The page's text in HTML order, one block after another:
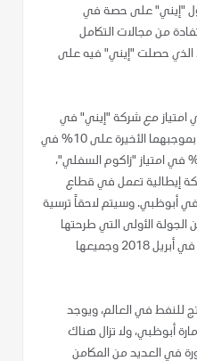
"إيني" على حصة في
من مجالات التكامل
الذي حصلت "إيني" فيه على
امتياز مع شركة "إيني" في
وقت سابق من عام 2018، حصلت بموجبهما الأخيرة على 10% في
"أم الشيف ونصر" البحري و5% في امتياز "زاكوم السفلي"،
إيطالية تعمل في قطاع
في أبوظبي. وسيتم لاحقاً ترسية
الجولة الأولى التي طرحتها
أدنوك للمزايدة التجارية التنافسية في أبريل 2018 وجميعها
للنفط في العالم، ويوجد
إمارة أبوظبي، ولا تزال هناك
في العديد من المكامن